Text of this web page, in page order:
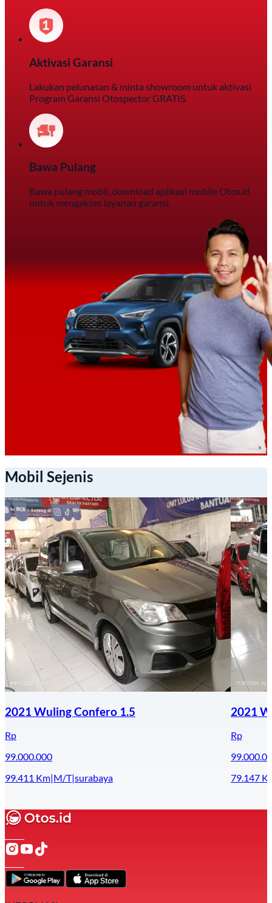
Aktivasi Garansi
Lakukan pelunasan & minta showroom untuk aktivasi
Program Garansi Otospector GRATIS.
Bawa Pulang
Bawa pulang mobil, download aplikasi mobile Otos.id
untuk mengakses layanan garansi.
Mobil Sejenis
2021 Wuling Confero 1.5
Rp
99.000.000
99.411 Km|M/T|surabaya
2021
Rp
79.147